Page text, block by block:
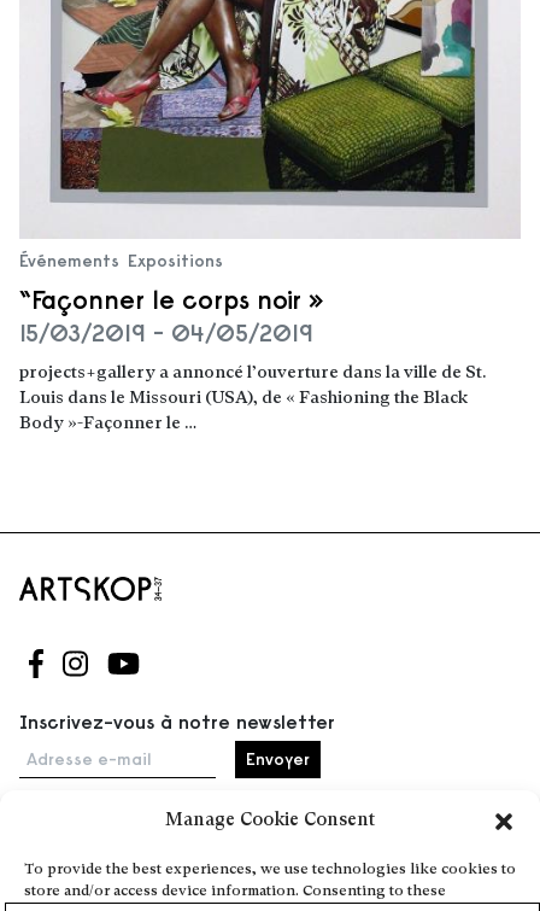
Manage Cookie Consent
To provide the best experiences, we use technologies like cookies to
store and/or access device information. Consenting to these
Événements Expositions
“Façonner le corps noir »
15/03/2019 - 04/05/2019
projects+gallery a annoncé l’ouverture dans la ville de St.
Louis dans le Missouri (USA), de « Fashioning the Black
Body »-Façonner le …
Lire la suite
Suivez-nous sur Facebook
Suivez-nous sur Instagram
Suivez-nous sur Youtube
Inscrivez-vous à notre newsletter
Adresse e-mail
Accueil
Événements